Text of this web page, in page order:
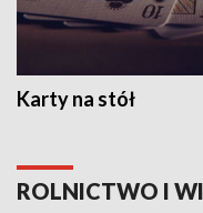
Karty na stół
ROLNICTWO I